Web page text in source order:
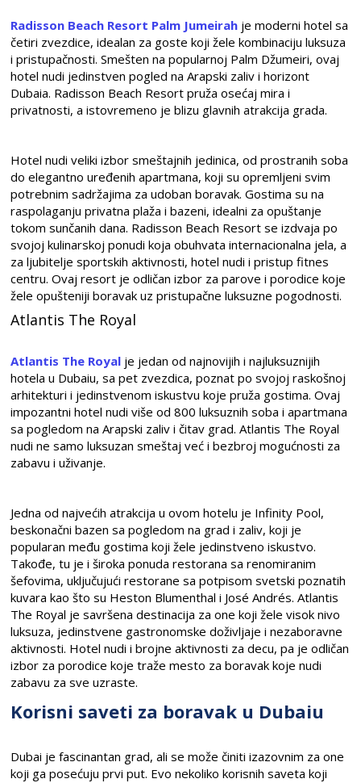
Radisson Beach Resort Palm Jumeirah je moderni hotel sa
četiri zvezdice, idealan za goste koji žele kombinaciju luksuza
i pristupačnosti. Smešten na popularnoj Palm Džumeiri, ovaj
hotel nudi jedinstven pogled na Arapski zaliv i horizont
Dubaia. Radisson Beach Resort pruža osećaj mira i
privatnosti, a istovremeno je blizu glavnih atrakcija grada.
Hotel nudi veliki izbor smeštajnih jedinica, od prostranih soba
do elegantno uređenih apartmana, koji su opremljeni svim
potrebnim sadržajima za udoban boravak. Gostima su na
raspolaganju privatna plaža i bazeni, idealni za opuštanje
tokom sunčanih dana. Radisson Beach Resort se izdvaja po
svojoj kulinarskoj ponudi koja obuhvata internacionalna jela, a
za ljubitelje sportskih aktivnosti, hotel nudi i pristup fitnes
centru. Ovaj resort je odličan izbor za parove i porodice koje
žele opušteniji boravak uz pristupačne luksuzne pogodnosti.
Atlantis The Royal
Atlantis The Royal je jedan od najnovijih i najluksuznijih
hotela u Dubaiu, sa pet zvezdica, poznat po svojoj raskošnoj
arhitekturi i jedinstvenom iskustvu koje pruža gostima. Ovaj
impozantni hotel nudi više od 800 luksuznih soba i apartmana
sa pogledom na Arapski zaliv i čitav grad. Atlantis The Royal
nudi ne samo luksuzan smeštaj već i bezbroj mogućnosti za
zabavu i uživanje.
Jedna od najvećih atrakcija u ovom hotelu je Infinity Pool,
beskonačni bazen sa pogledom na grad i zaliv, koji je
popularan među gostima koji žele jedinstveno iskustvo.
Takođe, tu je i široka ponuda restorana sa renomiranim
šefovima, uključujući restorane sa potpisom svetski poznatih
kuvara kao što su Heston Blumenthal i José Andrés. Atlantis
The Royal je savršena destinacija za one koji žele visok nivo
luksuza, jedinstvene gastronomske doživljaje i nezaboravne
aktivnosti. Hotel nudi i brojne aktivnosti za decu, pa je odličan
izbor za porodice koje traže mesto za boravak koje nudi
zabavu za sve uzraste.
Korisni saveti za boravak u Dubaiu
Dubai je fascinantan grad, ali se može činiti izazovnim za one
koji ga posećuju prvi put. Evo nekoliko korisnih saveta koji